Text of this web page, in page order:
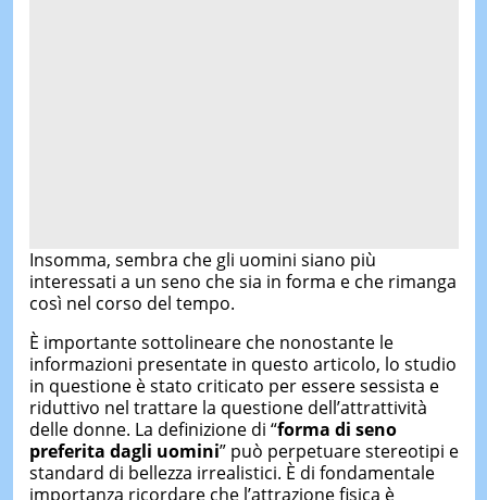
Insomma, sembra che gli uomini siano più
interessati a un seno che sia in forma e che rimanga
così nel corso del tempo.
È importante sottolineare che nonostante le
informazioni presentate in questo articolo, lo studio
in questione è stato criticato per essere sessista e
riduttivo nel trattare la questione dell’attrattività
delle donne. La definizione di “forma di seno
preferita dagli uomini” può perpetuare stereotipi e
standard di bellezza irrealistici. È di fondamentale
importanza ricordare che l’attrazione fisica è